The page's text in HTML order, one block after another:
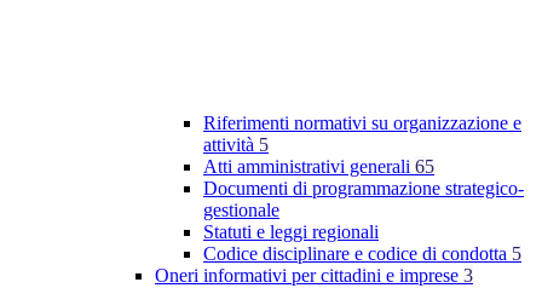
Riferimenti normativi su organizzazione e
attività 5
Atti amministrativi generali 65
Documenti di programmazione strategico-
gestionale
Statuti e leggi regionali
Codice disciplinare e codice di condotta 5
Oneri informativi per cittadini e imprese 3